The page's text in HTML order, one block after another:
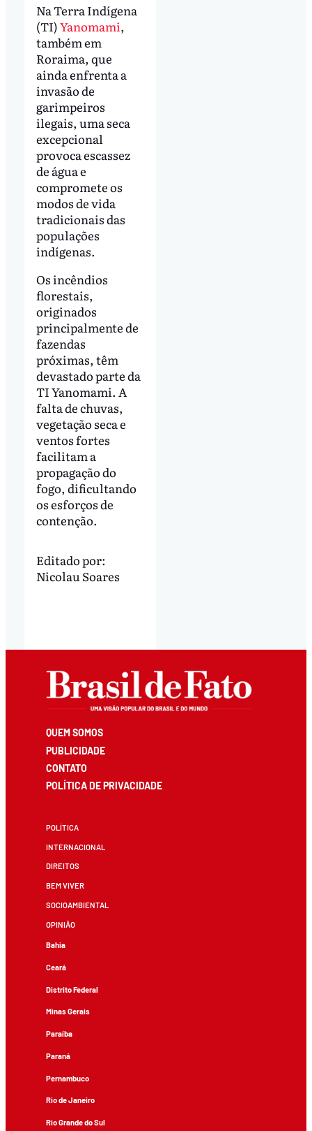
Na Terra Indígena
(TI)Yanomami,
também em
Roraima, que
ainda enfrenta a
invasão de
garimpeiros
ilegais, uma seca
excepcional
provoca escassez
de água e
compromete os
modos de vida
tradicionais das
populações
indígenas.
Os incêndios
florestais,
originados
principalmente de
fazendas
próximas, têm
devastado parte da
TI Yanomami. A
falta de chuvas,
vegetação seca e
ventos fortes
facilitam a
propagação do
fogo, dificultando
os esforços de
contenção.
Editado por:
Nicolau Soares
QUEM SOMOS
PUBLICIDADE
CONTATO
POLÍTICA DE PRIVACIDADE
POLÍTICA
INTERNACIONAL
DIREITOS
BEM VIVER
SOCIOAMBIENTAL
OPINIÃO
Bahia
Ceará
Distrito Federal
Minas Gerais
Paraíba
Paraná
Pernambuco
Rio de Janeiro
Rio Grande do Sul